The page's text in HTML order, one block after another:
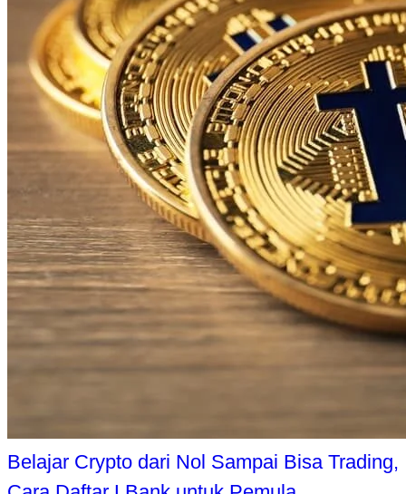
Belajar Crypto dari Nol Sampai Bisa Trading,